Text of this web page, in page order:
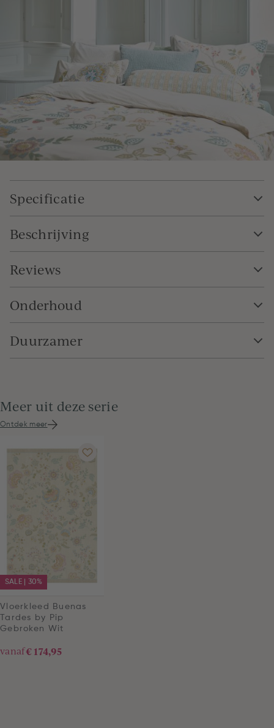
Specificatie
Beschrijving
Reviews
Onderhoud
Duurzamer
Meer uit deze serie
Ontdek meer
SALE | 30%
Vloerkleed Buenas
Tardes by Pip
Gebroken Wit
vanaf€ 174,95